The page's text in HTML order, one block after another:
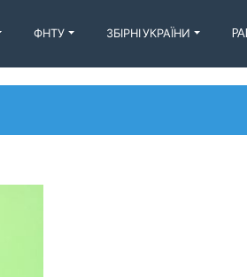
ФНТУ ЗБІРНІ УКРАЇНИ